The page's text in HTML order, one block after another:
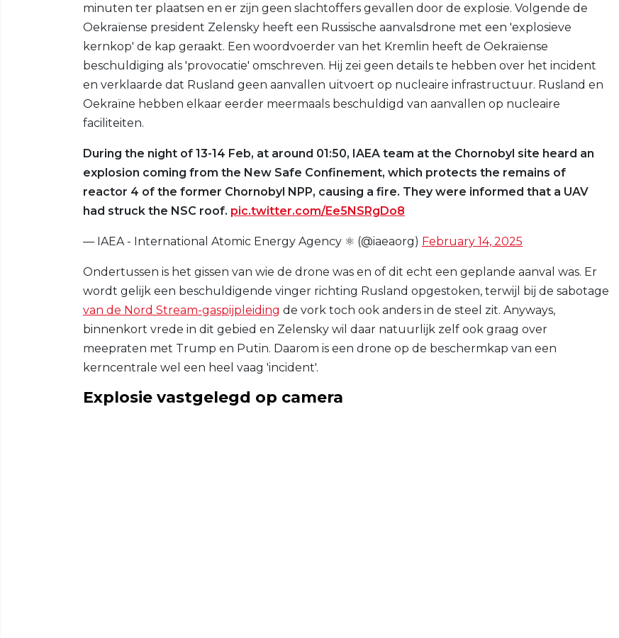
minuten ter plaatsen en er zijn geen slachtoffers gevallen door de explosie. Volgende de
Oekraïense president Zelensky heeft een Russische aanvalsdrone met een 'explosieve
kernkop' de kap geraakt. Een woordvoerder van het Kremlin heeft de Oekraïense
beschuldiging als 'provocatie' omschreven. Hij zei geen details te hebben over het incident
en verklaarde dat Rusland geen aanvallen uitvoert op nucleaire infrastructuur. Rusland en
Oekraïne hebben elkaar eerder meermaals beschuldigd van aanvallen op nucleaire
faciliteiten.
During the night of 13-14 Feb, at around 01:50, IAEA team at the Chornobyl site heard an
explosion coming from the New Safe Confinement, which protects the remains of
reactor 4 of the former Chornobyl NPP, causing a fire. They were informed that a UAV
had struck the NSC roof. pic.twitter.com/Ee5NSRgDo8
— IAEA - International Atomic Energy Agency ⚛️ (@iaeaorg) February 14, 2025
Ondertussen is het gissen van wie de drone was en of dit echt een geplande aanval was. Er
wordt gelijk een beschuldigende vinger richting Rusland opgestoken, terwijl bij de sabotage
van de Nord Stream-gaspijpleiding de vork toch ook anders in de steel zit. Anyways,
binnenkort vrede in dit gebied en Zelensky wil daar natuurlijk zelf ook graag over
meepraten met Trump en Putin. Daarom is een drone op de beschermkap van een
kerncentrale wel een heel vaag 'incident'.
Explosie vastgelegd op camera